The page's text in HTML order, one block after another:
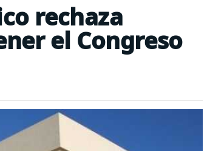
rechaza
el Congreso